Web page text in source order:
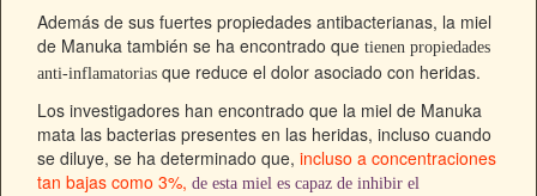
Además de sus fuertes propiedades antibacterianas, la miel
de Manuka también se ha encontrado que tienen propiedades
anti-inflamatorias que reduce el dolor asociado con heridas.
Los investigadores han encontrado que la miel de Manuka
mata las bacterias presentes en las heridas, incluso cuando
se diluye, se ha determinado que, incluso a concentraciones
tan bajas como 3%, de esta miel es capaz de inhibir el